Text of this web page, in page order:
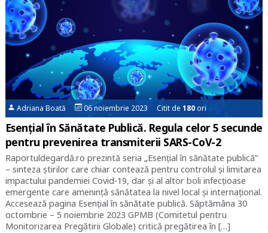
Adriana Boată 06 noiembrie 2023 Citit de180ori
Esențial în Sănătate Publică. Regula celor 5 secunde
pentru prevenirea transmiterii SARS-CoV-2
Raportuldegardă.ro prezintă seria „Esențial în sănătate publică”
– sinteza știrilor care chiar contează pentru controlul și limitarea
impactului pandemiei Covid-19, dar și al altor boli infecțioase
emergente care amenință sănătatea la nivel local și internațional.
Accesează pagina Esențial în sănătate publică. Săptămâna 30
octombrie – 5 noiembrie 2023 GPMB (Comitetul pentru
Monitorizarea Pregătirii Globale) critică pregătirea în […]